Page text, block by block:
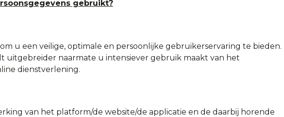
gebruikt?
u een veilige, optimale en persoonlijke gebruikerservaring te bieden.
uitgebreider naarmate u intensiever gebruik maakt van het
dienstverlening.
van het platform/de website/de applicatie en de daarbij horende